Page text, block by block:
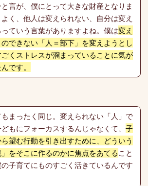
と言が、僕にとって大きな財産となりま
よく、他人は変えられない、自分は変え
っていう言葉がありますよね。僕は変え
のできない「人＝部下」を変えようとし
くストレスが溜まっていることに気が
です。
まったく同じ。変えられない「人」で
もにフォーカスするんじゃなくて、 子
ら望む行動を引き出すために、どういう
」をそこに作るのかに焦点をあてる こと
子育てにものすごく活きているんです